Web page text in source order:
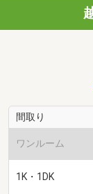
間取り
ワンルーム
1K・1DK